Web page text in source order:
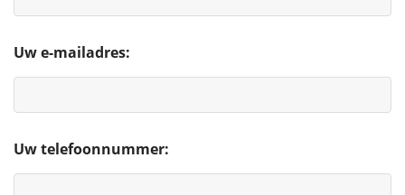
Uw e-mailadres:
Uw telefoonnummer: